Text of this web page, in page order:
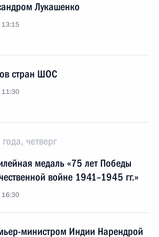
Лукашенко
13:15
стран ШОС
11:30
четверг
медаль «75 лет Победы
войне 1941–1945 гг.»
16:30
министром Индии Нарендрой